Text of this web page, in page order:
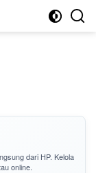
dari HP. Kelola
online.